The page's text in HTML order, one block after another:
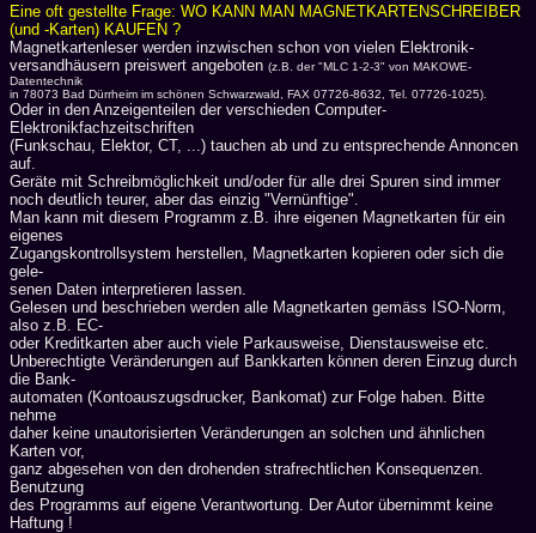
Eine oft gestellte Frage: WO KANN MAN MAGNETKARTENSCHREIBER
(und -Karten) KAUFEN ?
Magnetkartenleser werden inzwischen schon von vielen Elektronik-
versandhäusern preiswert angeboten (z.B. der "MLC 1-2-3" von MAKOWE-
Datentechnik
in 78073 Bad Dürrheim im schönen Schwarzwald, FAX 07726-8632, Tel. 07726-1025).
Oder in den Anzeigenteilen der verschieden Computer-
Elektronikfachzeitschriften
(Funkschau, Elektor, CT, ...) tauchen ab und zu entsprechende Annoncen
auf.
Geräte mit Schreibmöglichkeit und/oder für alle drei Spuren sind immer
noch deutlich teurer, aber das einzig "Vernünftige".
Man kann mit diesem Programm z.B. ihre eigenen Magnetkarten für ein
eigenes
Zugangskontrollsystem herstellen, Magnetkarten kopieren oder sich die
gele-
senen Daten interpretieren lassen.
Gelesen und beschrieben werden alle Magnetkarten gemäss ISO-Norm,
also z.B. EC-
oder Kreditkarten aber auch viele Parkausweise, Dienstausweise etc.
Unberechtigte Veränderungen auf Bankkarten können deren Einzug durch
die Bank-
automaten (Kontoauszugsdrucker, Bankomat) zur Folge haben. Bitte
nehme
daher keine unautorisierten Veränderungen an solchen und ähnlichen
Karten vor,
ganz abgesehen von den drohenden strafrechtlichen Konsequenzen.
Benutzung
des Programms auf eigene Verantwortung. Der Autor übernimmt keine
Haftung !